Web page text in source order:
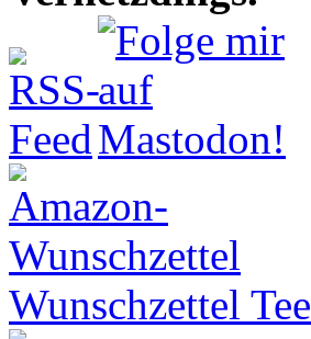
Wunschzettel Tee